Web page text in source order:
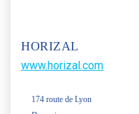
HORIZAL
www.horizal.com
174 route de Lyon